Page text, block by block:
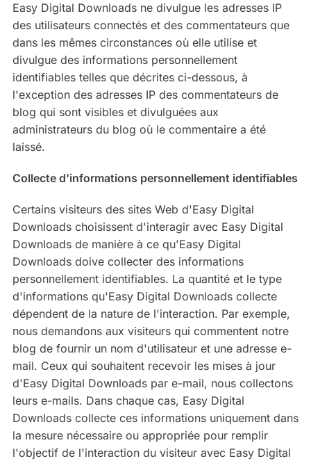
Easy Digital Downloads ne divulgue les adresses IP
des utilisateurs connectés et des commentateurs que
dans les mêmes circonstances où elle utilise et
divulgue des informations personnellement
identifiables telles que décrites ci-dessous, à
l'exception des adresses IP des commentateurs de
blog qui sont visibles et divulguées aux
administrateurs du blog où le commentaire a été
laissé.
Collecte d'informations personnellement identifiables
Certains visiteurs des sites Web d'Easy Digital
Downloads choisissent d'interagir avec Easy Digital
Downloads de manière à ce qu'Easy Digital
Downloads doive collecter des informations
personnellement identifiables. La quantité et le type
d'informations qu'Easy Digital Downloads collecte
dépendent de la nature de l'interaction. Par exemple,
nous demandons aux visiteurs qui commentent notre
blog de fournir un nom d'utilisateur et une adresse e-
mail. Ceux qui souhaitent recevoir les mises à jour
d'Easy Digital Downloads par e-mail, nous collectons
leurs e-mails. Dans chaque cas, Easy Digital
Downloads collecte ces informations uniquement dans
la mesure nécessaire ou appropriée pour remplir
l'objectif de l'interaction du visiteur avec Easy Digital